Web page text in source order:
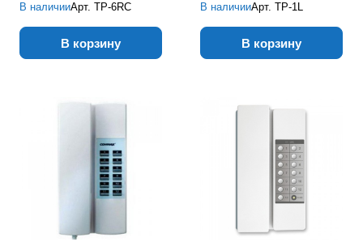
В наличииАрт. TP-6RC
В корзину
В наличииАрт. TP-1L
В корзину